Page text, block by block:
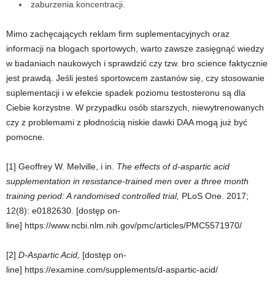
zaburzenia koncentracji.
Mimo zachęcających reklam firm suplementacyjnych oraz
informacji na blogach sportowych, warto zawsze zasięgnąć wiedzy
w badaniach naukowych i sprawdzić czy tzw. bro science faktycznie
jest prawdą. Jeśli jesteś sportowcem zastanów się, czy stosowanie
suplementacji i w efekcie spadek poziomu testosteronu są dla
Ciebie korzystne. W przypadku osób starszych, niewytrenowanych
czy z problemami z płodnością niskie dawki DAA mogą już być
pomocne.
[1] Geoffrey W. Melville, i in. The effects of d-aspartic acid
supplementation in resistance-trained men over a three month
training period: A randomised controlled trial, PLoS One. 2017;
12(8): e0182630. [dostęp on-
line] https://www.ncbi.nlm.nih.gov/pmc/articles/PMC5571970/
[2] D-Aspartic Acid, [dostęp on-
line] https://examine.com/supplements/d-aspartic-acid/